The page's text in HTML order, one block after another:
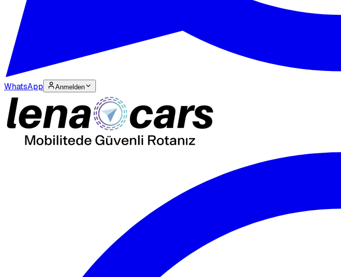
WhatsApp Anmelden